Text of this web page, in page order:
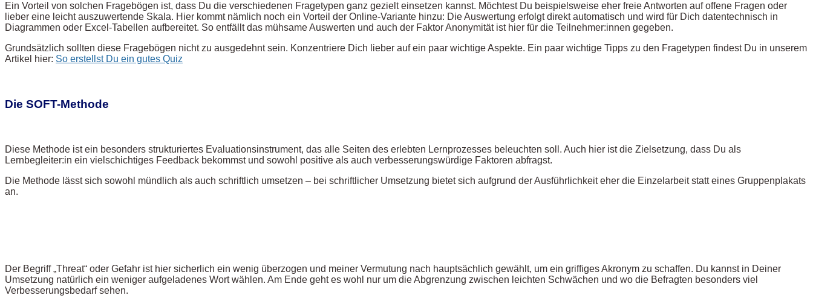
Ein Vorteil von solchen Fragebögen ist, dass Du die verschiedenen Fragetypen ganz gezielt einsetzen kannst. Möchtest Du beispielsweise eher freie Antworten auf offene Fragen oder
lieber eine leicht auszuwertende Skala. Hier kommt nämlich noch ein Vorteil der Online-Variante hinzu: Die Auswertung erfolgt direkt automatisch und wird für Dich datentechnisch in
Diagrammen oder Excel-Tabellen aufbereitet. So entfällt das mühsame Auswerten und auch der Faktor Anonymität ist hier für die Teilnehmer:innen gegeben.
Grundsätzlich sollten diese Fragebögen nicht zu ausgedehnt sein. Konzentriere Dich lieber auf ein paar wichtige Aspekte. Ein paar wichtige Tipps zu den Fragetypen findest Du in unserem
Artikel hier: So erstellst Du ein gutes Quiz
Die SOFT-Methode
Diese Methode ist ein besonders strukturiertes Evaluationsinstrument, das alle Seiten des erlebten Lernprozesses beleuchten soll. Auch hier ist die Zielsetzung, dass Du als
Lernbegleiter:in ein vielschichtiges Feedback bekommst und sowohl positive als auch verbesserungswürdige Faktoren abfragst.
Die Methode lässt sich sowohl mündlich als auch schriftlich umsetzen – bei schriftlicher Umsetzung bietet sich aufgrund der Ausführlichkeit eher die Einzelarbeit statt eines Gruppenplakats
an.
Der Begriff „Threat“ oder Gefahr ist hier sicherlich ein wenig überzogen und meiner Vermutung nach hauptsächlich gewählt, um ein griffiges Akronym zu schaffen. Du kannst in Deiner
Umsetzung natürlich ein weniger aufgeladenes Wort wählen. Am Ende geht es wohl nur um die Abgrenzung zwischen leichten Schwächen und wo die Befragten besonders viel
Verbesserungsbedarf sehen.